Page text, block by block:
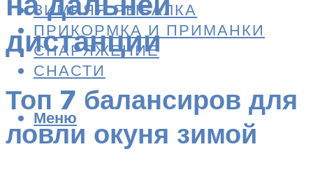
ЗИМНЯЯ РЫБАЛКА
ПРИКОРМКА И ПРИМАНКИ
СНАРЯЖЕНИЕ
СНАСТИ
Меню
дистанции
Топ 7 балансиров для
ловли окуня зимой